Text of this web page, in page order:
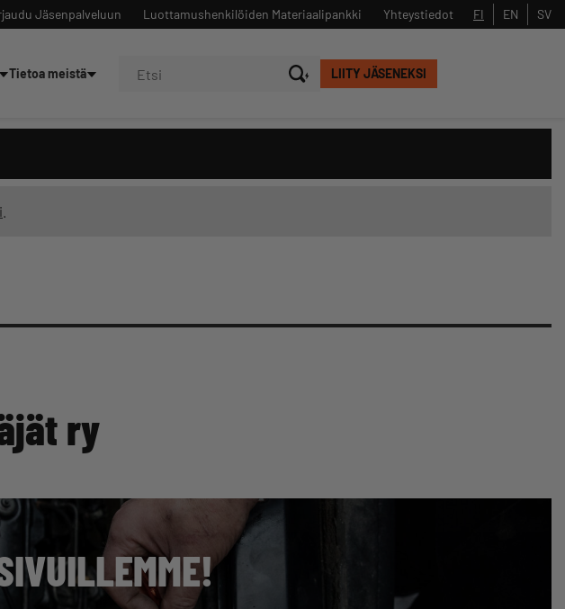
Jäsenpalveluun Yhteystiedot
Luottamushenkilöiden Materiaalipankki FI EN SV
LIITY JÄSENEKSI
Tietoa meistä
ry
Sulje